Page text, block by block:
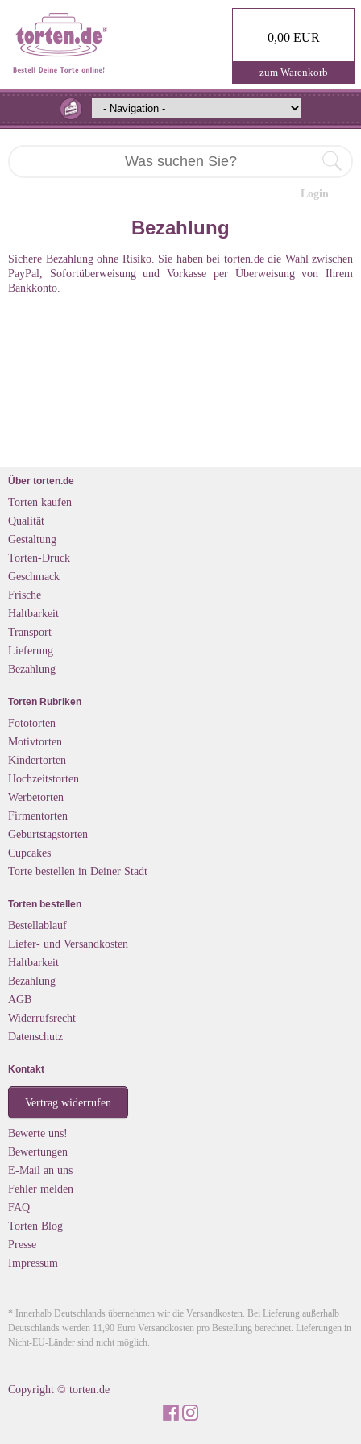
0,00 EUR
zum Warenkorb
Login
Bezahlung
Sichere Bezahlung ohne Risiko. Sie haben bei torten.de die Wahl zwischen
PayPal, Sofortüberweisung und Vorkasse per Überweisung von Ihrem
Bankkonto.
Über torten.de
Torten kaufen
Qualität
Gestaltung
Torten-Druck
Geschmack
Frische
Haltbarkeit
Transport
Lieferung
Bezahlung
Torten Rubriken
Fototorten
Motivtorten
Kindertorten
Hochzeitstorten
Werbetorten
Firmentorten
Geburtstagstorten
Cupcakes
Torte bestellen in Deiner Stadt
Torten bestellen
Bestellablauf
Liefer- und Versandkosten
Haltbarkeit
Bezahlung
AGB
Widerrufsrecht
Datenschutz
Kontakt
Vertrag widerrufen
Bewerte uns!
Bewertungen
E-Mail an uns
Fehler melden
FAQ
Torten Blog
Presse
Impressum
* Innerhalb Deutschlands übernehmen wir die Versandkosten. Bei Lieferung außerhalb
Deutschlands werden 11,90 Euro Versandkosten pro Bestellung berechnet. Lieferungen in
Nicht-EU-Länder sind nicht möglich.
Copyright © torten.de